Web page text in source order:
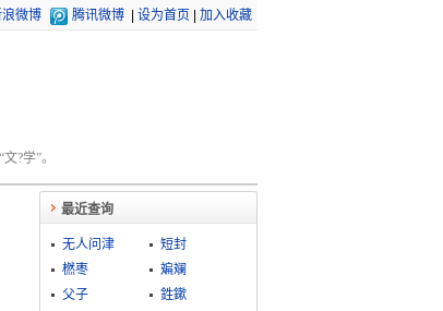
微博 腾讯微博 设为首页 加入收藏
?学”。
最近查询
无人问津
短封
橪枣
斒斓
父子
鉎鏉